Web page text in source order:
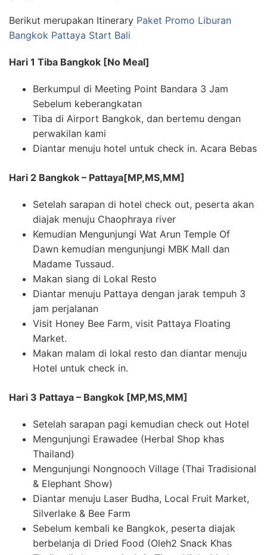
Berikut merupakan Itinerary Paket Promo Liburan
Bangkok Pattaya Start Bali
Hari 1 Tiba Bangkok [No Meal]
Berkumpul di Meeting Point Bandara 3 Jam
Sebelum keberangkatan
Tiba di Airport Bangkok, dan bertemu dengan
perwakilan kami
Diantar menuju hotel untuk check in. Acara Bebas
Hari 2 Bangkok – Pattaya[MP,MS,MM]
Setelah sarapan di hotel check out, peserta akan
diajak menuju Chaophraya river
Kemudian Mengunjungi Wat Arun Temple Of
Dawn kemudian mengunjungi MBK Mall dan
Madame Tussaud.
Makan siang di Lokal Resto
Diantar menuju Pattaya dengan jarak tempuh 3
jam perjalanan
Visit Honey Bee Farm, visit Pattaya Floating
Market.
Makan malam di lokal resto dan diantar menuju
Hotel untuk check in.
Hari 3 Pattaya – Bangkok [MP,MS,MM]
Setelah sarapan pagi kemudian check out Hotel
Mengunjungi Erawadee (Herbal Shop khas
Thailand)
Mengunjungi Nongnooch Village (Thai Tradisional
& Elephant Show)
Diantar menuju Laser Budha, Local Fruit Market,
Silverlake & Bee Farm
Sebelum kembali ke Bangkok, peserta diajak
berbelanja di Dried Food (Oleh2 Snack Khas